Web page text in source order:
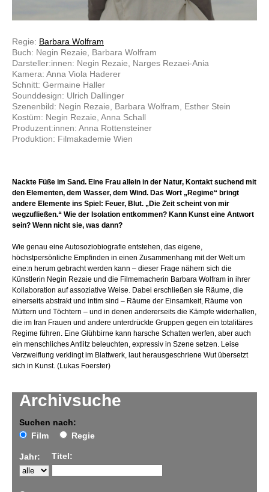
Archivsuche
Suchen nach:
Film
Regie
Jahr: Titel:
Regie: Barbara Wolfram
Buch: Negin Rezaie, Barbara Wolfram
Darsteller:innen: Negin Rezaie, Narges Rezaei-Ania
Kamera: Anna Viola Haderer
Schnitt: Germaine Haller
Sounddesign: Ulrich Dallinger
Szenenbild: Negin Rezaie, Barbara Wolfram, Esther Stein
Kostüm: Negin Rezaie, Anna Schall
Produzent:innen: Anna Rottensteiner
Produktion: Filmakademie Wien
Nackte Füße im Sand. Eine Frau allein in der Natur, Kontakt suchend mit
den Elementen, dem Wasser, dem Wind. Das Wort „Regime“ bringt
andere Elemente ins Spiel: Feuer, Blut. „Die Zeit scheint von mir
wegzufließen.“ Wie der Isolation entkommen? Kann Kunst eine Antwort
sein? Wenn nicht sie, was dann?
Wie genau eine Autosoziobiografie entstehen, das eigene,
höchstpersönliche Empfinden in einen Zusammenhang mit der Welt um
eine:n herum gebracht werden kann – dieser Frage nähern sich die
Künstlerin Negin Rezaie und die Filmemacherin Barbara Wolfram in ihrer
Kollaboration auf assoziative Weise. Dabei erschließen sie Räume, die
einerseits abstrakt und intim sind – Räume der Einsamkeit, Räume von
Müttern und Töchtern – und in denen andererseits die Kämpfe widerhallen,
die im Iran Frauen und andere unterdrückte Gruppen gegen ein totalitäres
Regime führen. Eine Glühbirne kann harsche Schatten werfen, aber auch
ein menschliches Antlitz beleuchten, expressiv in Szene setzen. Leise
Verzweiflung verklingt im Blattwerk, laut herausgeschriene Wut übersetzt
sich in Kunst. (Lukas Foerster)